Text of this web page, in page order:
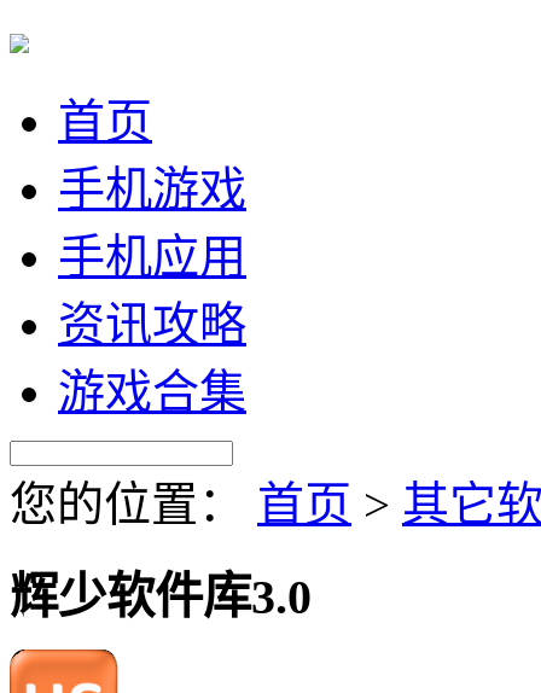
首页
手机游戏
手机应用
资讯攻略
游戏合集
您的位置： 首页 > 其它
辉少软件库3.0